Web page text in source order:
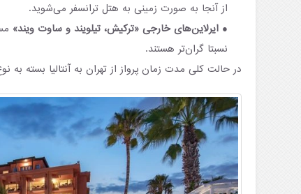
از آنجا به صورت زمینی به هتل ترانسفر می‌شوید.
ایرلاین‌های خارجی «ترکیش، تیلویند و ساوت ویند»
نسبتا گران‌تر هستند.
در حالت کلی مدت زمان پرواز از تهران به آنتالیا بسته به نوع سفر بین ۳ تا ۵